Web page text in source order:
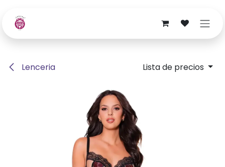
Lenceria Lista de precios